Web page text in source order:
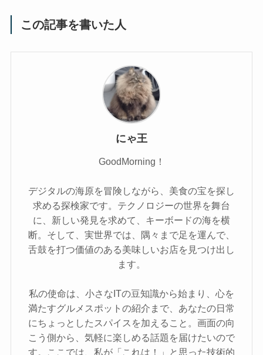
この記事を書いた人
にゃ王
GoodMorning！
デジタルの海原を冒険しながら、美食の宝を探し
求める探検家です。テクノロジーの世界を舞台
に、新しい発見を求めて、キーボードの海を横
断。そして、実世界では、隅々まで足を運んで、
舌鼓を打つ価値のある美味しいお店を見つけ出し
ます。
私の使命は、小さなITの豆知識から始まり、心を
満たすグルメスポットの紹介まで、あなたの日常
にちょっとしたスパイスを加えること。画面の向
こう側から、気軽に楽しめる話題を届けたいので
す。ここでは、私が「これは！」と思った技術的